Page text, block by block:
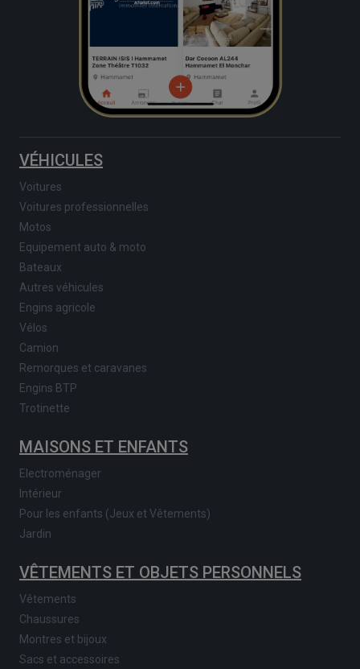
VÉHICULES
Voitures
Voitures professionnelles
Motos
Equipement auto & moto
Bateaux
Autres véhicules
Engins agricole
Vélos
Camion
Remorques et caravanes
Engins BTP
Trotinette
MAISONS ET ENFANTS
Electroménager
Intérieur
Pour les enfants (Jeux et Vêtements)
Jardin
VÊTEMENTS ET OBJETS PERSONNELS
Vêtements
Chaussures
Montres et bijoux
Sacs et accessoires